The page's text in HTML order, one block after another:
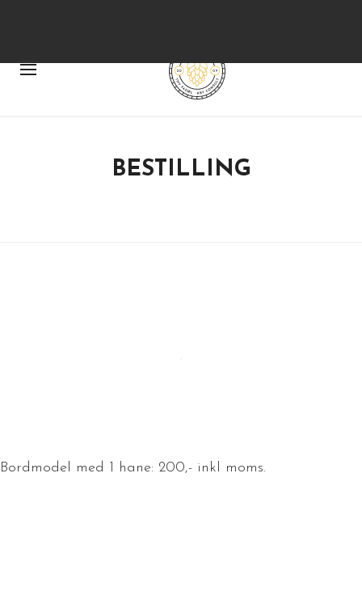
BESTILLING
Bordmodel med 1 hane: 200,- inkl moms.